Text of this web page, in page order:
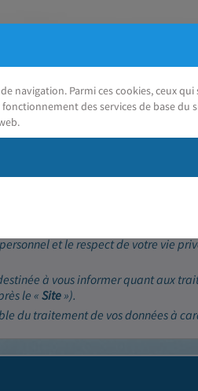
et le respect de votre vie
à vous informer quant aux
le « Site»).
du traitement de vos données à
navigation. Parmi ces cookies, ceux
des services de base du